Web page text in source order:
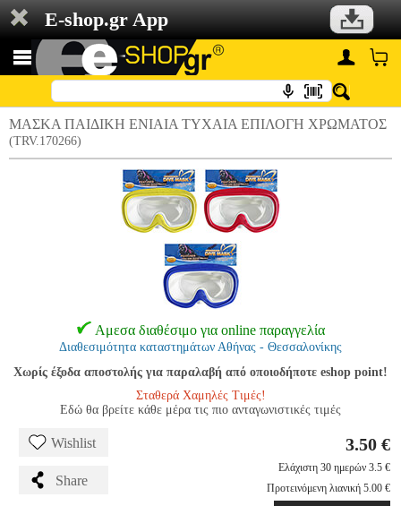
E-shop.gr App
ΜΑΣΚΑ ΠΑΙΔΙΚΗ ΕΝΙΑΙΑ ΤΥΧΑΙΑ ΕΠΙΛΟΓΗ ΧΡΩΜΑΤΟΣ
(TRV.170266)
Αμεσα διαθέσιμο για online παραγγελία
Διαθεσιμότητα καταστημάτων Αθήνας - Θεσσαλονίκης
Χωρίς έξοδα αποστολής για παραλαβή από οποιοδήποτε eshop point!
Σταθερά Χαμηλές Τιμές!
Εδώ θα βρείτε κάθε μέρα τις πιο ανταγωνιστικές τιμές
Wishlist
Share
3.50 €
Ελάχιστη 30 ημερών 3.5 €
Προτεινόμενη λιανική 5.00 €